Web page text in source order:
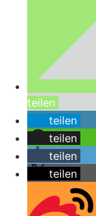
teilen
teilen
teilen
teilen
teilen